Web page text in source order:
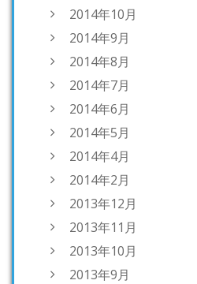
2014年10月
2014年9月
2014年8月
2014年7月
2014年6月
2014年5月
2014年4月
2014年2月
2013年12月
2013年11月
2013年10月
2013年9月